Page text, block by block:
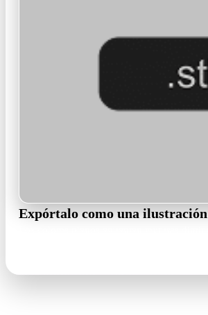
Expórtalo como una ilustración